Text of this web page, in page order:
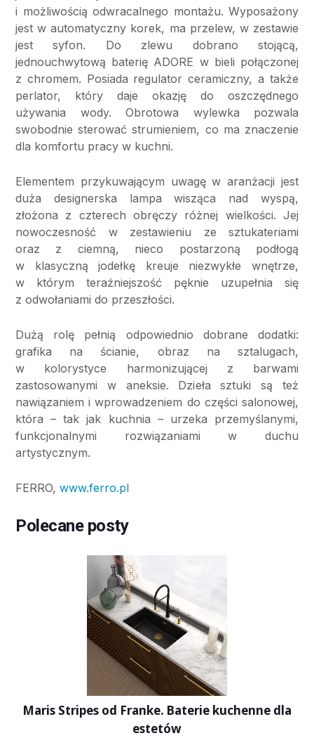
i możliwością odwracalnego montażu. Wyposażony
jest w automatyczny korek, ma przelew, w zestawie
jest syfon. Do zlewu dobrano stojącą,
jednouchwytową baterię ADORE w bieli połączonej
z chromem. Posiada regulator ceramiczny, a także
perlator, który daje okazję do oszczędnego
używania wody. Obrotowa wylewka pozwala
swobodnie sterować strumieniem, co ma znaczenie
dla komfortu pracy w kuchni.
Elementem przykuwającym uwagę w aranżacji jest
duża designerska lampa wisząca nad wyspą,
złożona z czterech obręczy różnej wielkości. Jej
nowoczesność w zestawieniu ze sztukateriami
oraz z ciemną, nieco postarzoną podłogą
w klasyczną jodełkę kreuje niezwykłe wnętrze,
w którym teraźniejszość pęknie uzupełnia się
z odwołaniami do przeszłości.
Dużą rolę pełnią odpowiednio dobrane dodatki:
grafika na ścianie, obraz na sztalugach,
w kolorystyce harmonizującej z barwami
zastosowanymi w aneksie. Dzieła sztuki są też
nawiązaniem i wprowadzeniem do części salonowej,
która – tak jak kuchnia – urzeka przemyślanymi,
funkcjonalnymi rozwiązaniami w duchu
artystycznym.
FERRO, www.ferro.pl
Polecane posty
Maris Stripes od Franke. Baterie kuchenne dla
estetów